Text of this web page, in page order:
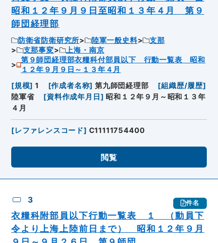
昭和１２年９月９日至昭和１３年４月 第９
師団経理部
防衛省防衛研究所 陸軍一般史料
支那
支那事変
上海・南京
第９師団経理部衣糧科付部員以下 行動一覧表 昭和
１２年９月９日～１３年４月
[規模] 1 [作成者名称] 第九師団経理部 [組織歴/履歴]
陸軍省
[資料作成年月日 ] 昭和１２年９月～昭和１３年
４月
[レファレンスコード] C11111754400
閲覧
3 件名
衣糧科附部員以下行動一覧表 １ （動員下
令より上海上陸前日まで） 昭和１２年９月